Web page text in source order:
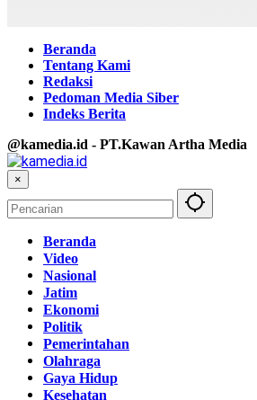
Beranda
Tentang Kami
Redaksi
Pedoman Media Siber
Indeks Berita
@kamedia.id - PT.Kawan Artha Media
×
Beranda
Video
Nasional
Jatim
Ekonomi
Politik
Pemerintahan
Olahraga
Gaya Hidup
Kesehatan